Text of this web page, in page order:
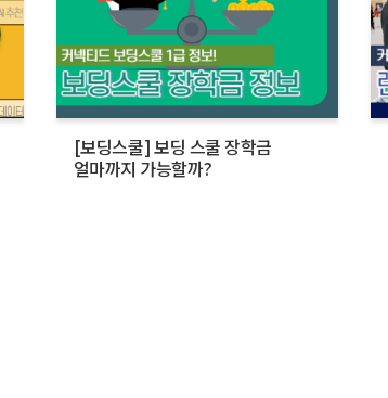
[보딩스쿨] 보딩 스쿨 장학금
얼마까지 가능할까?